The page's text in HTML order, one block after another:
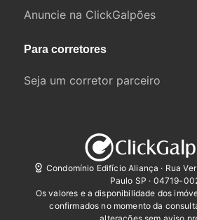
Anuncie na ClickGalpões
Para corretores
Seja um corretor parceiro
Condomínio Edifício Aliança · Rua
Paulo SP · 04719-
Os valores e a disponibilidade dos
confirmados no momento da